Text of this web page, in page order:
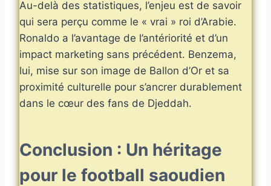
Au-delà des statistiques, l’enjeu est de savoir
qui sera perçu comme le « vrai » roi d’Arabie.
Ronaldo a l’avantage de l’antériorité et d’un
impact marketing sans précédent. Benzema,
lui, mise sur son image de Ballon d’Or et sa
proximité culturelle pour s’ancrer durablement
dans le cœur des fans de Djeddah.
Conclusion : Un héritage
pour le football saoudien